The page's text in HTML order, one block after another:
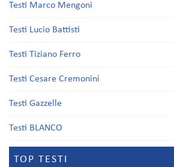
Testi Marco Mengoni
Testi Lucio Battisti
Testi Tiziano Ferro
Testi Cesare Cremonini
Testi Gazzelle
Testi BLANCO
TOP TESTI